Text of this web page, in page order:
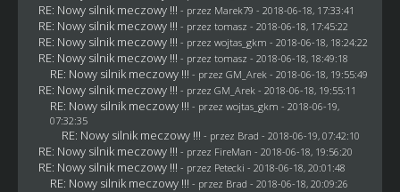
RE: Nowy silnik meczowy !!! - przez Marek79 - 2018-06-18, 17:33:41
RE: Nowy silnik meczowy !!! - przez tomasz - 2018-06-18, 17:45:22
RE: Nowy silnik meczowy !!! - przez wojtas_gkm - 2018-06-18, 18:24:22
RE: Nowy silnik meczowy !!! - przez tomasz - 2018-06-18, 18:49:18
RE: Nowy silnik meczowy !!! - przez GM_Arek - 2018-06-18, 19:55:49
RE: Nowy silnik meczowy !!! - przez GM_Arek - 2018-06-18, 19:55:11
RE: Nowy silnik meczowy !!! - przez wojtas_gkm - 2018-06-19,
07:32:35
RE: Nowy silnik meczowy !!! - przez Brad - 2018-06-19, 07:42:10
RE: Nowy silnik meczowy !!! - przez FireMan - 2018-06-18, 19:56:20
RE: Nowy silnik meczowy !!! - przez Petecki - 2018-06-18, 20:01:48
RE: Nowy silnik meczowy !!! - przez Brad - 2018-06-18, 20:09:26